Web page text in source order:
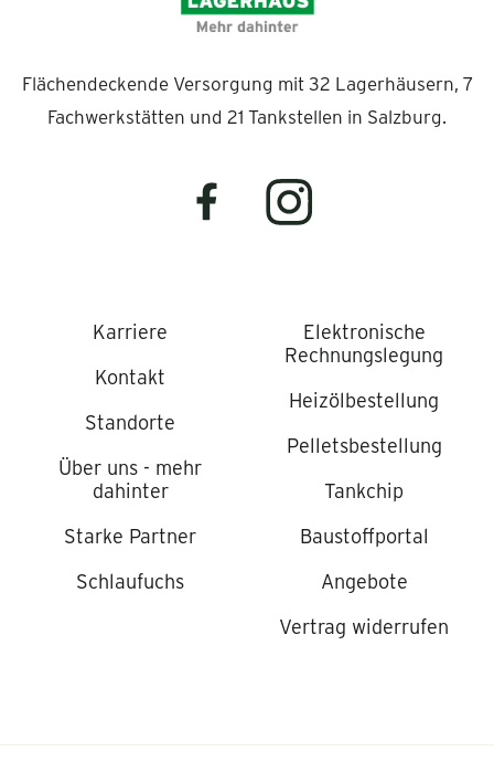
Flächendeckende Versorgung mit 32 Lagerhäusern, 7
Fachwerkstätten und 21 Tankstellen in Salzburg.
Karriere
Kontakt
Standorte
Über uns - mehr
dahinter
Starke Partner
Schlaufuchs
Elektronische
Rechnungslegung
Heizölbestellung
Pelletsbestellung
Tankchip
Baustoffportal
Angebote
Vertrag widerrufen